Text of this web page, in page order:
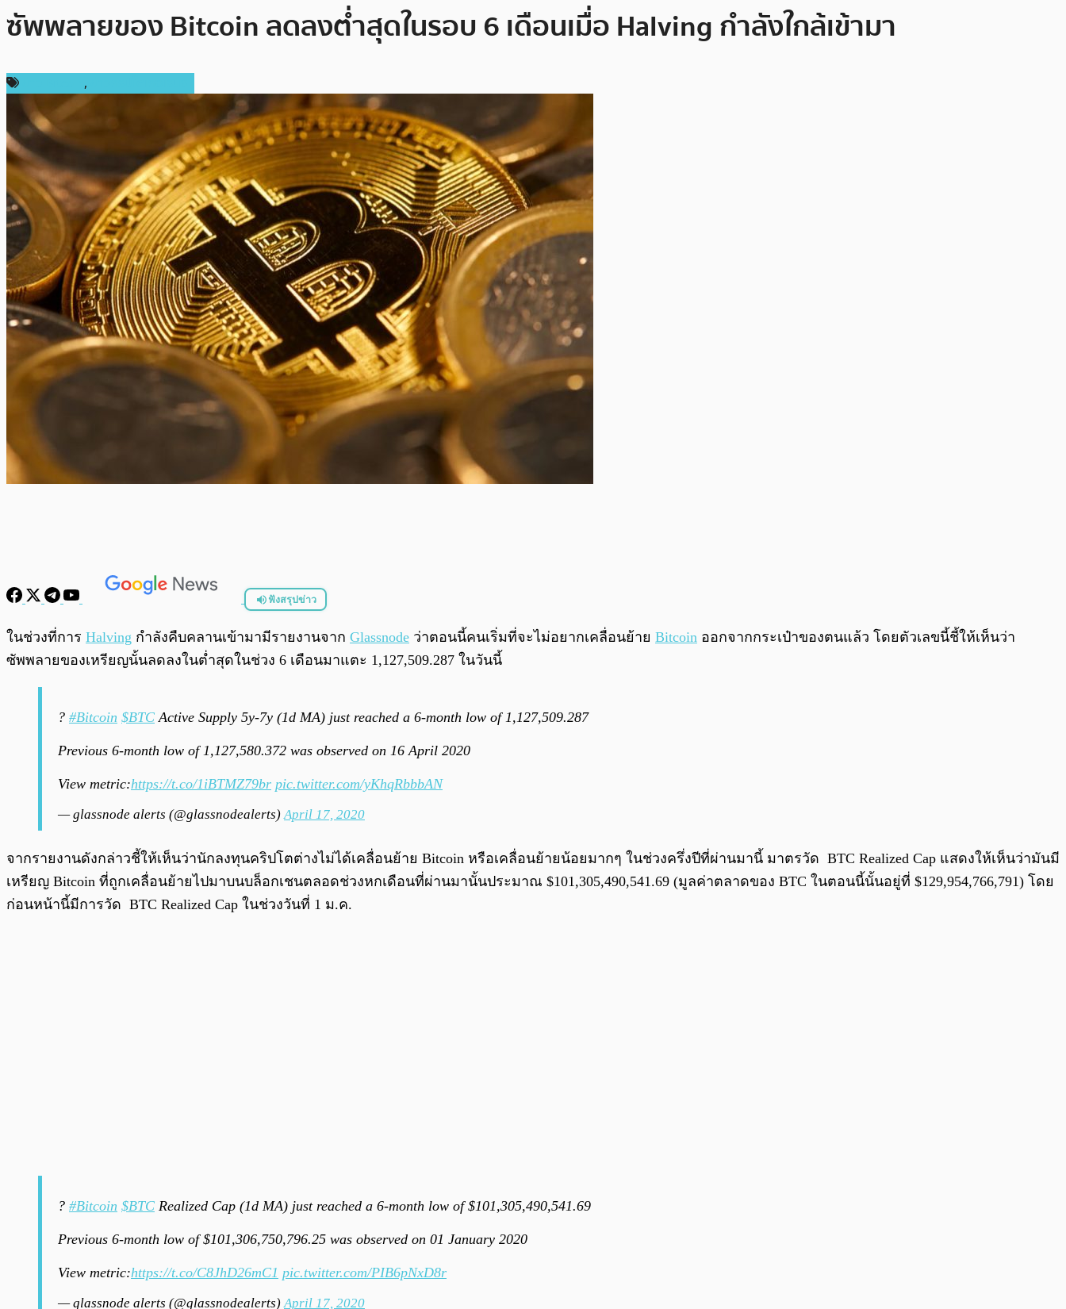
ซัพพลายของ Bitcoin ลดลงต่ำสุดในรอบ 6 เดือนเมื่อ Halving กำลังใกล้เข้ามา
,
ฟังสรุปข่าว
พร้อมเล่น 0:00/0:00
ในช่วงที่การ Halving กำลังคืบคลานเข้ามามีรายงานจาก Glassnode ว่าตอนนี้คนเริ่มที่จะไม่อยากเคลื่อนย้าย Bitcoin ออกจากกระเป๋าของตนแล้ว โดยตัวเลขนี้ชี้ให้เห็นว่า
ซัพพลายของเหรียญนั้นลดลงในต่ำสุดในช่วง 6 เดือนมาแตะ 1,127,509.287 ในวันนี้
? #Bitcoin $BTC Active Supply 5y-7y (1d MA) just reached a 6-month low of 1,127,509.287
Previous 6-month low of 1,127,580.372 was observed on 16 April 2020
View metric:https://t.co/1iBTMZ79br pic.twitter.com/yKhqRbbbAN
— glassnode alerts (@glassnodealerts)April 17, 2020
จากรายงานดังกล่าวชี้ให้เห็นว่านักลงทุนคริปโตต่างไม่ได้เคลื่อนย้าย Bitcoin หรือเคลื่อนย้ายน้อยมากๆ ในช่วงครึ่งปีที่ผ่านมานี้ มาตรวัด BTC Realized Cap แสดงให้เห็นว่ามันมี
เหรียญ Bitcoin ที่ถูกเคลื่อนย้ายไปมาบนบล็อกเชนตลอดช่วงหกเดือนที่ผ่านมานั้นประมาณ $101,305,490,541.69 (มูลค่าตลาดของ BTC ในตอนนี้นั้นอยู่ที่ $129,954,766,791) โดย
ก่อนหน้านี้มีการวัด BTC Realized Cap ในช่วงวันที่ 1 ม.ค.
? #Bitcoin $BTC Realized Cap (1d MA) just reached a 6-month low of $101,305,490,541.69
Previous 6-month low of $101,306,750,796.25 was observed on 01 January 2020
View metric:https://t.co/C8JhD26mC1 pic.twitter.com/PIB6pNxD8r
— glassnode alerts (@glassnodealerts)April 17, 2020